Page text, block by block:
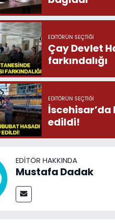
EDITÖRÜN SEÇTIĞI
Çay Devlet
farkındalığı
EDITÖRÜN SEÇTIĞI
edildi!
EDITÖR HAKKINDA
Mustafa Dadak